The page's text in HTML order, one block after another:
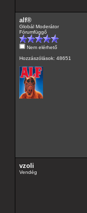
alf®
Globál Moderátor
Fórumfüggő
Nem elérhető
Hozzászólások: 48651
vzoli
Vendég